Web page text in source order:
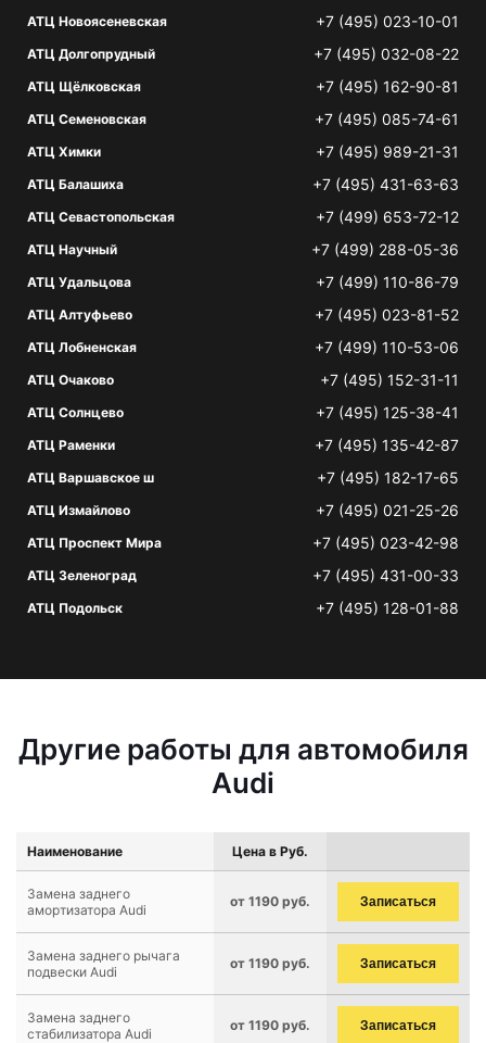
АТЦ Новоясеневская +7 (495) 023-10-01
АТЦ Долгопрудный +7 (495) 032-08-22
АТЦ Щёлковская +7 (495) 162-90-81
АТЦ Семеновская +7 (495) 085-74-61
АТЦ Химки +7 (495) 989-21-31
АТЦ Балашиха +7 (495) 431-63-63
АТЦ Севастопольская +7 (499) 653-72-12
АТЦ Научный +7 (499) 288-05-36
АТЦ Удальцова +7 (499) 110-86-79
АТЦ Алтуфьево +7 (495) 023-81-52
АТЦ Лобненская +7 (499) 110-53-06
АТЦ Очаково +7 (495) 152-31-11
АТЦ Солнцево +7 (495) 125-38-41
АТЦ Раменки +7 (495) 135-42-87
АТЦ Варшавское ш +7 (495) 182-17-65
АТЦ Измайлово +7 (495) 021-25-26
АТЦ Проспект Мира +7 (495) 023-42-98
АТЦ Зеленоград +7 (495) 431-00-33
АТЦ Подольск +7 (495) 128-01-88
Другие работы для автомобиля
Audi
Наименование Цена в Руб.
Замена заднего
амортизатора Audi
от 1190 руб. Записаться
Замена заднего рычага
подвески Audi
от 1190 руб. Записаться
Замена заднего
стабилизатора Audi
от 1190 руб. Записаться